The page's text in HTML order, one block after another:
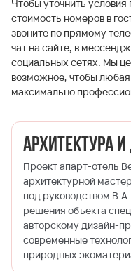
Чтобы уточнить
стоимость номеров в
звоните по прямому
чат на сайте, в
социальных сетях. Мы
возможное, чтобы
максимально
Архитектура
Проект апарт-отель
архитектурной
под руководством
решения объекта
авторскому дизайн-
современные
природных